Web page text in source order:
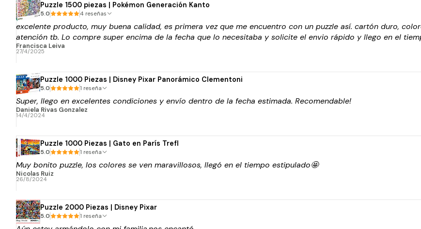
Puzzle 1500 piezas | Pokémon Generación Kanto
5.0 4 reseñas
excelente producto, muy buena calidad, es primera vez que me encuentro con un puzzle así. cartón duro,
atención tb. Lo compre super encima de la fecha que lo necesitaba y solicite el envio rápido y llego en el
Francisca Leiva
27/4/2025
Puzzle 1000 Piezas | Disney Pixar Panorámico Clementoni
5.0 1 reseña
Super, llego en excelentes condiciones y envío dentro de la fecha estimada. Recomendable!
Daniela Rivas Gonzalez
14/4/2024
Puzzle 1000 Piezas | Gato en París Trefl
5.0 1 reseña
Muy bonito puzzle, los colores se ven maravillosos, llegó en el tiempo estipulado🤩
Nicolas Ruiz
26/8/2024
Puzzle 2000 Piezas | Disney Pixar
5.0 1 reseña